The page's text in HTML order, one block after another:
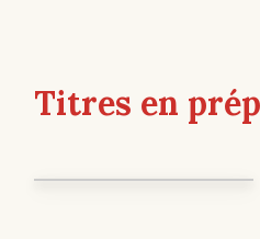
Titres en